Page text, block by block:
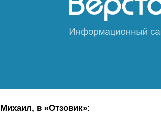
Михаил, в «Отзовик»: